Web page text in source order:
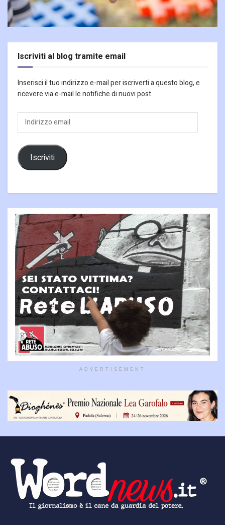
Iscriviti al blog tramite email
Inserisci il tuo indirizzo e-mail per iscriverti a questo blog, e
ricevere via e-mail le notifiche di nuovi post.
Indirizzo
email
Iscriviti
ADVERTISEMENT